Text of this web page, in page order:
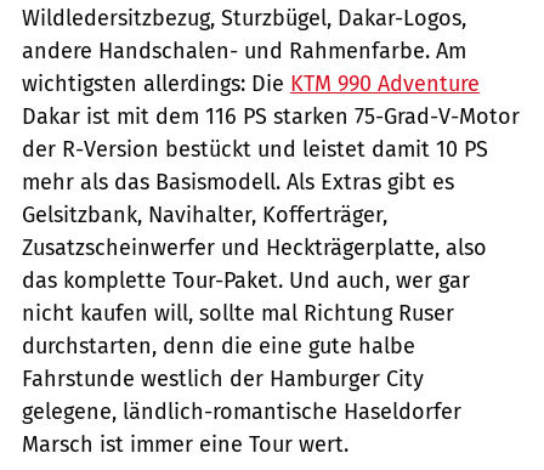
Wildledersitzbezug, Sturzbügel, Dakar-Logos,
andere Handschalen- und Rahmenfarbe. Am
wichtigsten allerdings: Die KTM 990 Adventure
Dakar ist mit dem 116 PS starken 75-Grad-V-Motor
der R-Version bestückt und leistet damit 10 PS
mehr als das Basismodell. Als Extras gibt es
Gelsitzbank, Navihalter, Kofferträger,
Zusatzscheinwerfer und Heckträgerplatte, also
das komplette Tour-Paket. Und auch, wer gar
nicht kaufen will, sollte mal Richtung Ruser
durchstarten, denn die eine gute halbe
Fahrstunde westlich der Hamburger City
gelegene, ländlich-romantische Haseldorfer
Marsch ist immer eine Tour wert.